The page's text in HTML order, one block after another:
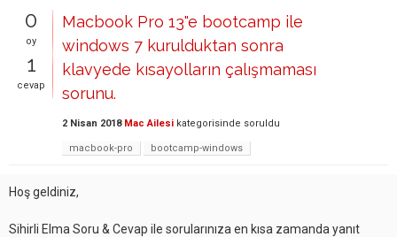
0
oy
1
cevap
Macbook Pro 13"e bootcamp ile
windows 7 kurulduktan sonra
klavyede kısayolların çalışmaması
sorunu.
2 Nisan 2018 Mac Ailesi kategorisinde soruldu
macbook-pro bootcamp-windows
Hoş geldiniz,
Sihirli Elma Soru & Cevap ile sorularınıza en kısa zamanda yanıt